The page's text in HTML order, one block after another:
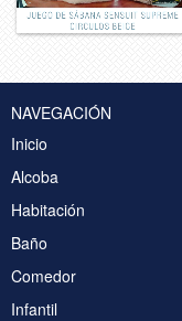
NAVEGACIÓN
Inicio
Alcoba
Habitación
Baño
Comedor
Infantil